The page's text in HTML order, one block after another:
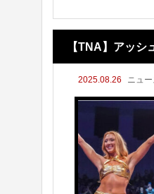
【TNA】アッ
奇跡！」
2025.08.26 ニュー